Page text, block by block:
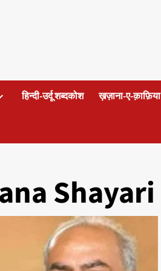
हिन्दी-उर्दू शब्दकोश ख़ज़ाना-ए-क़ाफ़िया
Shayari